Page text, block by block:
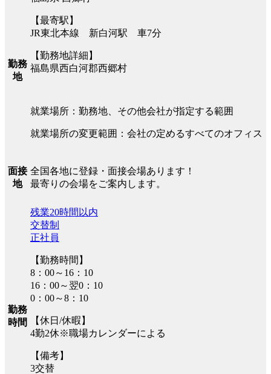
勤務
地
【最寄駅】
JR東北本線 新白河駅 車7分
【勤務地詳細】
福島県西白河郡西郷村
就業場所：勤務地、その他会社が指定する範囲
就業場所の変更範囲：会社の定めるすべてのオフィス
面接
地
全国各地に登録・面接会場あります！
最寄りの会場をご案内します。
勤務
時間
残業20時間以内
交替制
正社員
【勤務時間】
8：00～16：10
16：00～翌0：10
0：00～8：10
【休日/休暇】
4勤2休※職場カレンダーによる
【備考】
3交替